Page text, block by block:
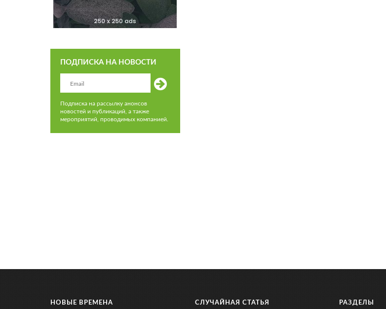
ПОДПИСКА НА НОВОСТИ
Подписка на рассылку анонсов
новостей и публикаций, а также
мероприятий, проводимых компанией.
НОВЫЕ ВРЕМЕНА СЛУЧАЙНАЯ СТАТЬЯ РАЗДЕЛЫ